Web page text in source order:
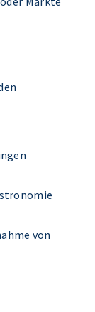
von